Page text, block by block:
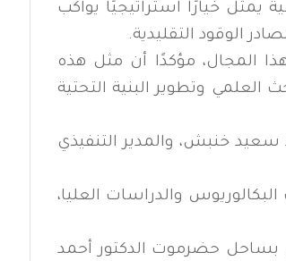
خيارًا استراتيجيًا يواكب
الوقود التقليدية.
مؤكدًا أن مثل هذه
وتطوير البنية التحتية
خنبش، والمدير التنفيذي
والدراسات العليا،
حضرموت الدكتور أحمد